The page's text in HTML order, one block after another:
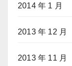
2014 年 1 月
2013 年 12 月
2013 年 11 月